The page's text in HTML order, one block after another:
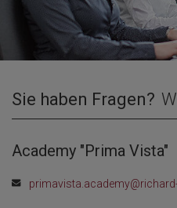
Sie haben Fragen?
Academy "Prima Vista"